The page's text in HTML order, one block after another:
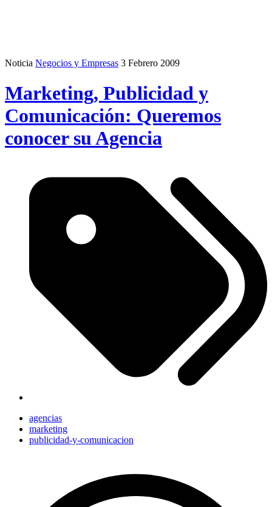
Noticia Negocios y Empresas 3 Febrero 2009
Marketing, Publicidad y
Comunicación: Queremos
conocer su Agencia
agencias
marketing
publicidad-y-comunicacion